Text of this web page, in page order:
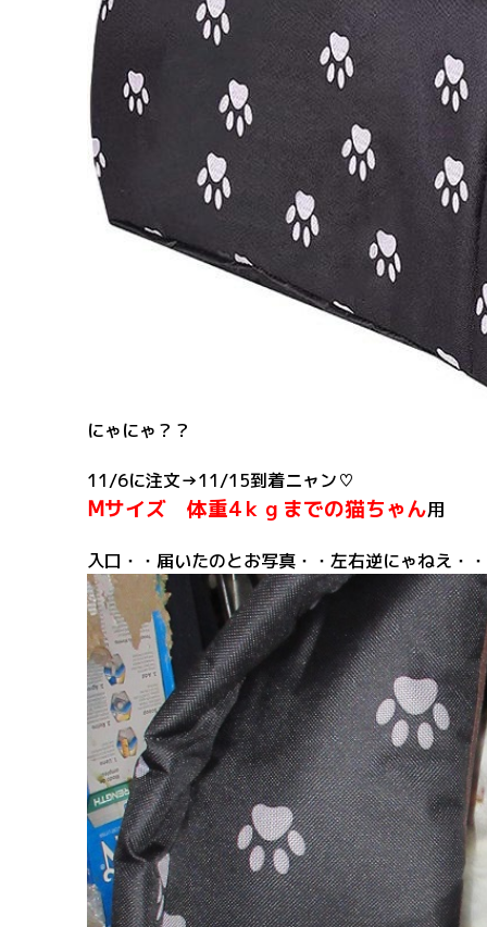
にゃにゃ？？
11/6に注文→11/15到着ニャン♡
Ⅿサイズ 体重4ｋｇまでの猫ちゃん用
入口・・届いたのとお写真・・左右逆にゃねえ・